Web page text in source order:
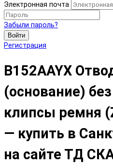
Электронная почта
Забыли пароль?
Войти
Регистрация
B152AAYX
(основание)
клипсы ремня
— купить в
на сайте ТД